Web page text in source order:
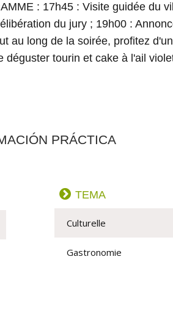
: 17h45 : Visite guidée du
du jury ; 19h00 :
au long de la soirée, profitez
déguster tourin et cake à l'ail
PRÁCTICA
TEMA
Culturelle
Gastronomie